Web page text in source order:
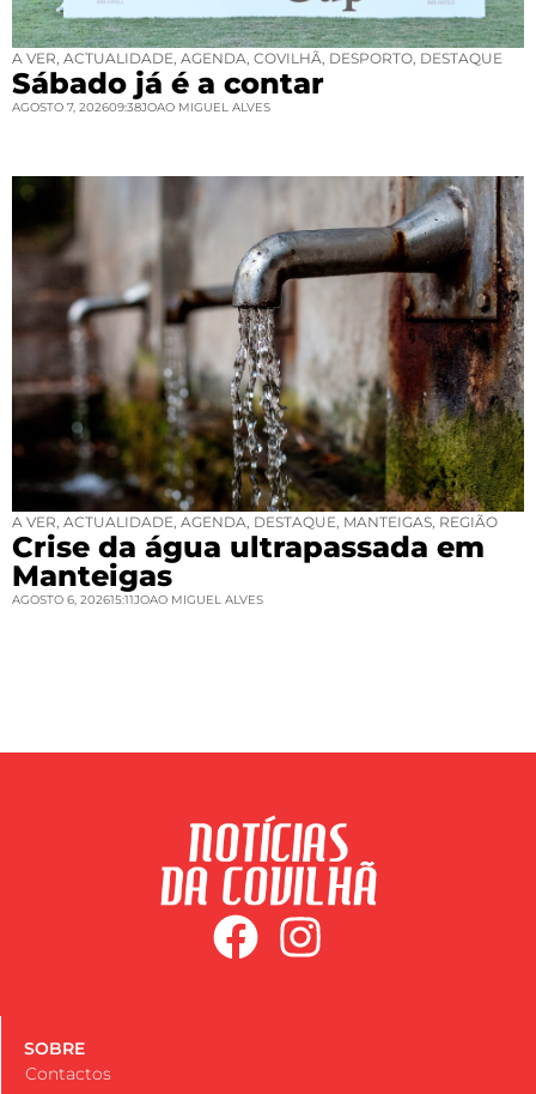
A VER, ACTUALIDADE, AGENDA, COVILHÃ, DESPORTO, DESTAQUE
Sábado já é a contar
AGOSTO 7, 202609:38JOAO MIGUEL ALVES
A VER, ACTUALIDADE, AGENDA, DESTAQUE, MANTEIGAS, REGIÃO
Crise da água ultrapassada em
Manteigas
AGOSTO 6, 202615:11JOAO MIGUEL ALVES
SOBRE
Contactos